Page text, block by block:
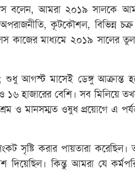
বলেন, আমরা ২০১৯ সালকে
কূটকৌশল, বিভিন্ন
কাজের মাধ্যমে ২০১৯ সালের
আগস্ট মাসেই ডেঙ্গু আক্রান্ত
১৬ হাজারের বেশি। সব মিলিয়ে
ও মানসম্মত ওষুধ প্রয়োগে এ
সৃষ্টি করার পায়তারা
দিয়েছিল। কিন্তু আমরা যে